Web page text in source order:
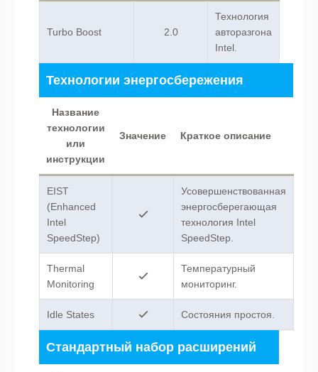
Turbo Boost 2.0
Технология
авторазгона
Intel.
Технологии энергосбережения
Название
технологии
или
инструкции
Значение Краткое описание
EIST
(Enhanced
Intel
SpeedStep)
Усовершенствованная
энергосберегающая
технология Intel
SpeedStep.
Thermal
Monitoring
Температурный
мониторинг.
Idle States Состояния простоя.
Стандартный набор расширений